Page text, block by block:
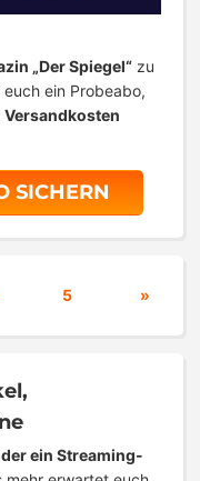
„Der Spiegel“ zu
ein Probeabo,
SICHERN
5 »
ein Streaming-